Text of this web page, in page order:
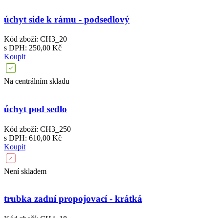
úchyt side k rámu - podsedlový
Kód zboží: CH3_20
s DPH: 250,00 Kč
Koupit
Na centrálním skladu
úchyt pod sedlo
Kód zboží: CH3_250
s DPH: 610,00 Kč
Koupit
Není skladem
trubka zadní propojovací - krátká